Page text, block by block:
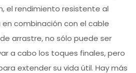
el rendimiento resistente al
combinación con el cable
arrastre, no sólo puede ser
a cabo los toques finales, pero
extender su vida útil. Hay más